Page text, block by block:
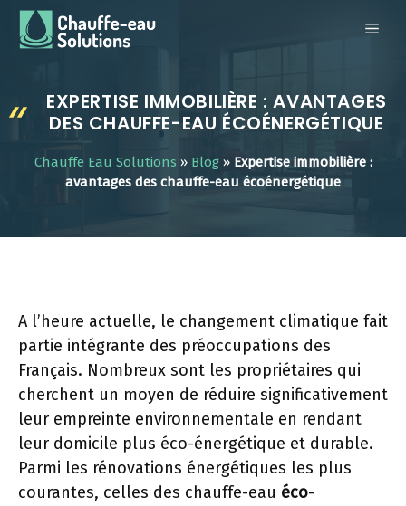
Aller
EXPERTISE IMMOBILIÈRE : AVANTAGES
DES CHAUFFE-EAU ÉCOÉNERGÉTIQUE
Chauffe Eau Solutions » Blog» Expertise immobilière :
avantages des chauffe-eau écoénergétique
A l’heure actuelle, le changement climatique fait
partie intégrante des préoccupations des
Français. Nombreux sont les propriétaires qui
cherchent un moyen de réduire significativement
leur empreinte environnementale en rendant
leur domicile plus éco-énergétique et durable.
Parmi les rénovations énergétiques les plus
courantes, celles des chauffe-eau éco-